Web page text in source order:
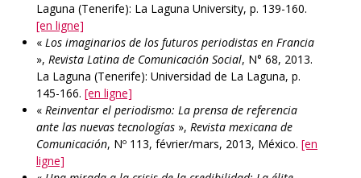
Laguna (Tenerife): La Laguna University, p. 139-160.
[en ligne]
« Los imaginarios de los futuros periodistas en Francia
», Revista Latina de Comunicación Social, N° 68, 2013.
La Laguna (Tenerife): Universidad de La Laguna, p.
145-166. [en ligne]
« Reinventar el periodismo: La prensa de referencia
ante las nuevas tecnologías », Revista mexicana de
Comunicación, Nº 113, février/mars, 2013, México. [en
ligne]